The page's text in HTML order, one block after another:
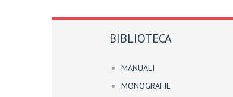
BIBLIOTECA
MANUALI
MONOGRAFIE